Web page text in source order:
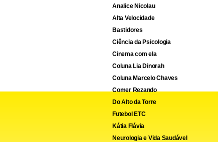
Analice Nicolau
Alta Velocidade
Bastidores
Ciência da Psicologia
Cinema com ela
Coluna Lia Dinorah
Coluna Marcelo Chaves
Comer Rezando
Do Alto da Torre
Futebol ETC
Kátia Flávia
Neurologia e Vida Saudável